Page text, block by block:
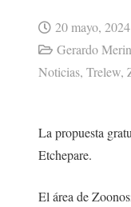
20 mayo, 2024
Gerardo
Noticias, Trelew,
La propuesta
Etchepare.
El área de